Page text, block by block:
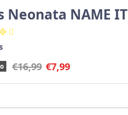
Neonata NAME IT
Prezzo originale
€16,99 Prezzo corrente
€7,99